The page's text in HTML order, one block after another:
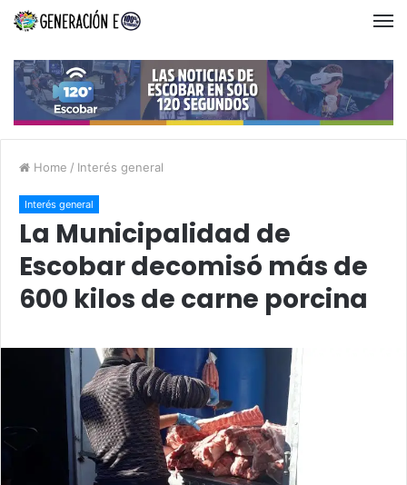
Home / Interés general
Interés general
La Municipalidad de
Escobar decomisó más de
600 kilos de carne porcina